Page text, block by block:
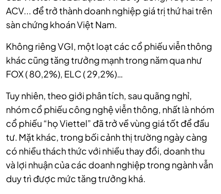
ACV... để trở thành doanh nghiệp giá trị thứ hai trên
sàn chứng khoán Việt Nam.
Không riêng VGI, một loạt các cổ phiếu viễn thông
khác cũng tăng trưởng mạnh trong năm qua như
FOX ( 80,2%), ELC ( 29,2%)…
Tuy nhiên, theo giới phân tích, sau quãng nghỉ,
nhóm cổ phiếu công nghệ viễn thông, nhất là nhóm
cổ phiếu “họ Viettel” đã trở về vùng giá tốt để đầu
tư. Mặt khác, trong bối cảnh thị trường ngày càng
có nhiều thách thức với nhiều thay đổi, doanh thu
và lợi nhuận của các doanh nghiệp trong ngành vẫn
duy trì được mức tăng trưởng khá.